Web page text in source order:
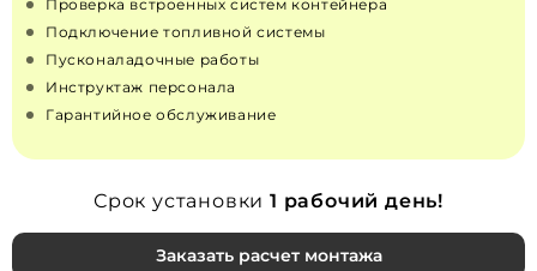
Проверка встроенных систем контейнера
Подключение топливной системы
Пусконаладочные работы
Инструктаж персонала
Гарантийное обслуживание
Срок установки 1 рабочий день!
Заказать расчет монтажа